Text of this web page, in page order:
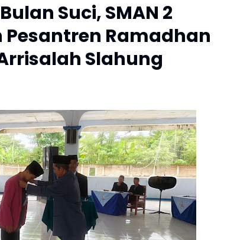
Suci, SMAN 2
Ramadhan
Slahung